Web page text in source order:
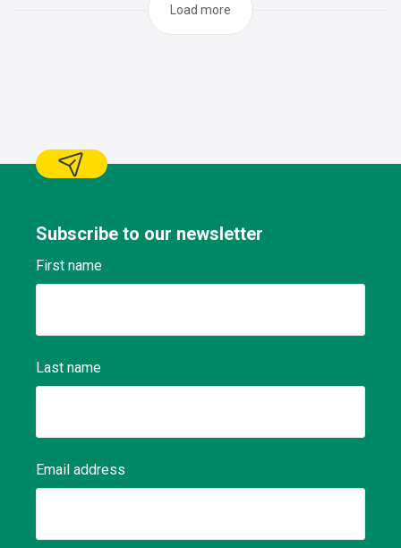
Load more
Subscribe to our newsletter
First name
Last name
Email address